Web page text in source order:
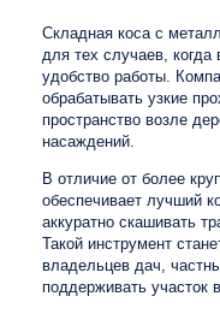
Складная коса с
для тех случаев,
удобство работы.
обрабатывать узкие
пространство возле
насаждений.
В отличие от более
обеспечивает лучший
аккуратно скашивать
Такой инструмент
владельцев дач,
поддерживать участок